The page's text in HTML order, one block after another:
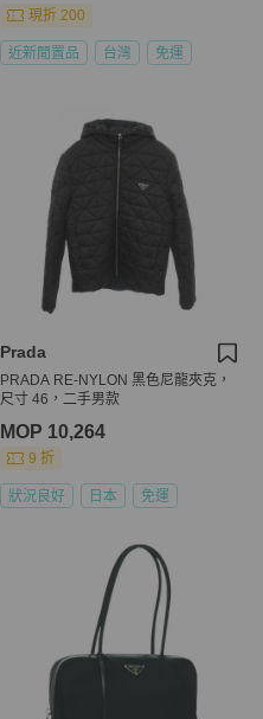
現折 200
近新閒置品 台灣 免運
Prada
PRADA RE-NYLON 黑色尼龍夾克，
尺寸 46，二手男款
MOP 10,264
9 折
狀況良好 日本 免運